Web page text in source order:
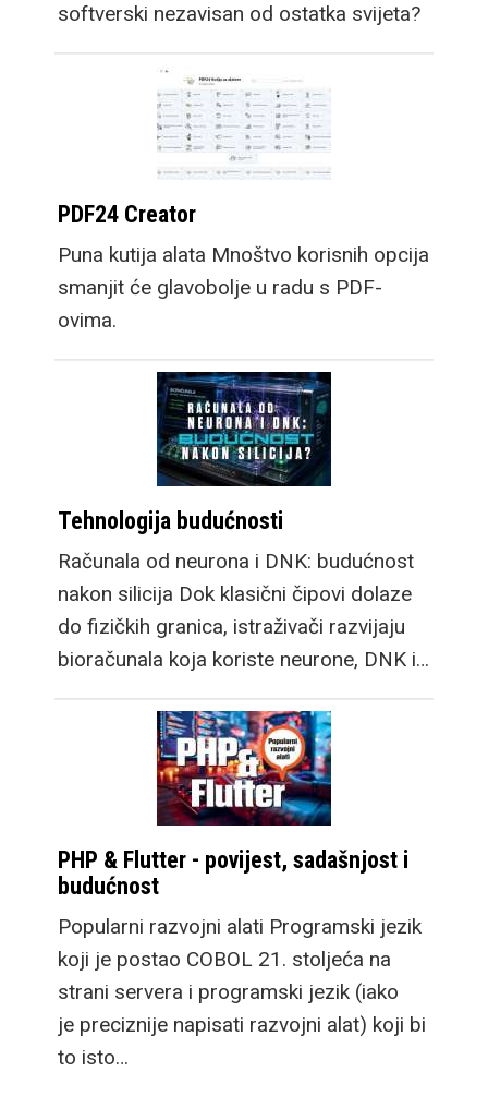
softverski nezavisan od ostatka svijeta?
PDF24 Creator
Puna kutija alata Mnoštvo korisnih opcija
smanjit će glavobolje u radu s PDF-
ovima.
Tehnologija budućnosti
Računala od neurona i DNK: budućnost
nakon silicija Dok klasični čipovi dolaze
do fizičkih granica, istraživači razvijaju
bioračunala koja koriste neurone, DNK i…
PHP & Flutter - povijest, sadašnjost i
budućnost
Popularni razvojni alati Programski jezik
koji je postao COBOL 21. stoljeća na
strani servera i programski jezik (iako
je preciznije napisati razvojni alat) koji bi
to isto…